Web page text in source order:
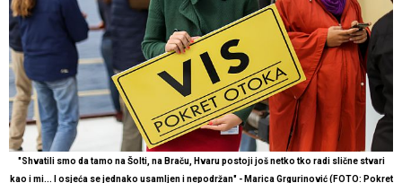
"Shvatili smo da tamo na Šolti, na Braču, Hvaru postoji još netko tko radi slične stvari
kao i mi... I osjeća se jednako usamljen i nepodržan" - Marica Grgurinović (FOTO: Pokret